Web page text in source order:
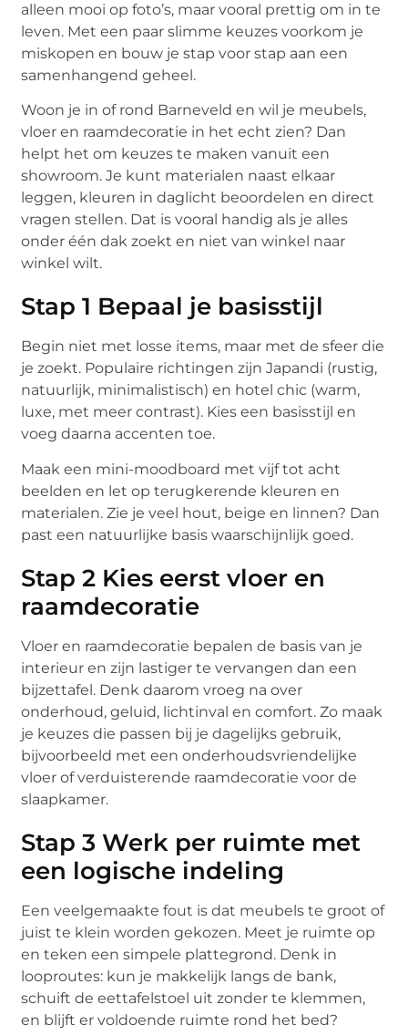
alleen mooi op foto’s, maar vooral prettig om in te
leven. Met een paar slimme keuzes voorkom je
miskopen en bouw je stap voor stap aan een
samenhangend geheel.
Woon je in of rond Barneveld en wil je meubels,
vloer en raamdecoratie in het echt zien? Dan
helpt het om keuzes te maken vanuit een
showroom. Je kunt materialen naast elkaar
leggen, kleuren in daglicht beoordelen en direct
vragen stellen. Dat is vooral handig als je alles
onder één dak zoekt en niet van winkel naar
winkel wilt.
Stap 1 Bepaal je basisstijl
Begin niet met losse items, maar met de sfeer die
je zoekt. Populaire richtingen zijn Japandi (rustig,
natuurlijk, minimalistisch) en hotel chic (warm,
luxe, met meer contrast). Kies een basisstijl en
voeg daarna accenten toe.
Maak een mini-moodboard met vijf tot acht
beelden en let op terugkerende kleuren en
materialen. Zie je veel hout, beige en linnen? Dan
past een natuurlijke basis waarschijnlijk goed.
Stap 2 Kies eerst vloer en
raamdecoratie
Vloer en raamdecoratie bepalen de basis van je
interieur en zijn lastiger te vervangen dan een
bijzettafel. Denk daarom vroeg na over
onderhoud, geluid, lichtinval en comfort. Zo maak
je keuzes die passen bij je dagelijks gebruik,
bijvoorbeeld met een onderhoudsvriendelijke
vloer of verduisterende raamdecoratie voor de
slaapkamer.
Stap 3 Werk per ruimte met
een logische indeling
Een veelgemaakte fout is dat meubels te groot of
juist te klein worden gekozen. Meet je ruimte op
en teken een simpele plattegrond. Denk in
looproutes: kun je makkelijk langs de bank,
schuift de eettafelstoel uit zonder te klemmen,
en blijft er voldoende ruimte rond het bed?